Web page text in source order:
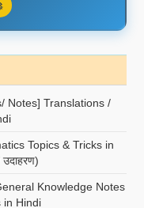
Notes] Translations /
Topics & Tricks in
उदाहरण)
General Knowledge Notes
in Hindi